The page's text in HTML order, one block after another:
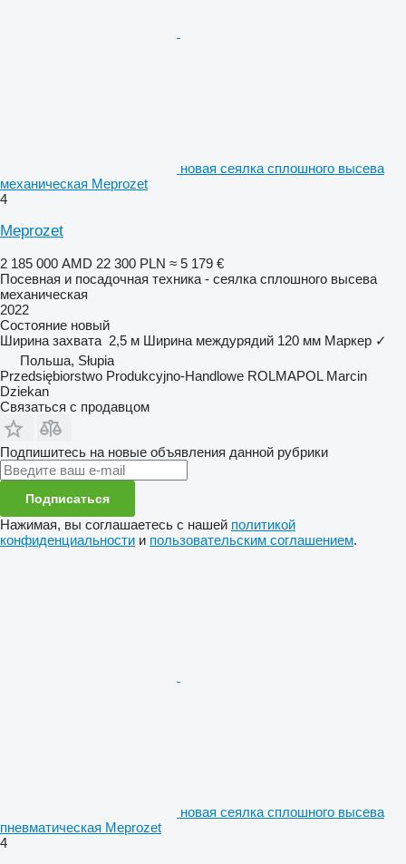
новая сеялка сплошного высева
механическая Meprozet
4
Meprozet
2 185 000 AMD 22 300 PLN ≈ 5 179 €
Посевная и посадочная техника - сеялка сплошного высева
механическая
2022
Состояние новый
Ширина захвата 2,5 м Ширина междурядий 120 мм Маркер ✓
Польша, Słupia
Przedsiębiorstwo Produkcyjno-Handlowe ROLMAPOL Marcin
Dziekan
Связаться с продавцом
Подпишитесь на новые объявления данной рубрики
Подписаться
Нажимая, вы соглашаетесь с нашей политикой
конфиденциальности и пользовательским соглашением.
новая сеялка сплошного высева
пневматическая Meprozet
4